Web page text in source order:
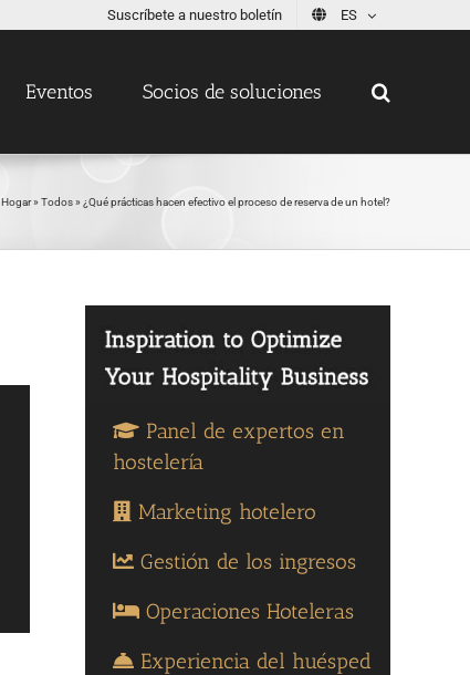
Suscríbete a nuestro boletín ES
Eventos Socios de soluciones
Hogar» Todos» ¿Qué prácticas hacen efectivo el proceso de reserva de un hotel?
Panel de expertos en
hostelería
Marketing hotelero
Gestión de los ingresos
Operaciones Hoteleras
Experiencia del huésped